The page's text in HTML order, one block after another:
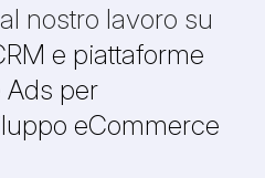
nostro lavoro su
e piattaforme
Ads per
eCommerce